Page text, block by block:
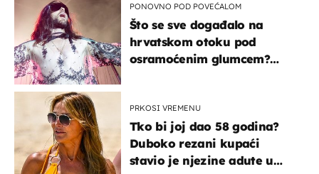
PONOVNO POD POVEĆALOM
Što se sve događalo na
hrvatskom otoku pod
osramoćenim glumcem?
PRKOSI VREMENU
Tko bi joj dao 58 godina?
Duboko rezani kupaći
stavio je njezine adute u